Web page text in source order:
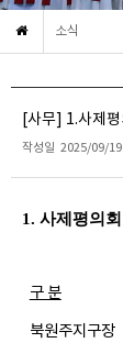
소식
[사무] 1.사제
작성일 2025/09/
1. 사제평의
구 분
북원주지구장